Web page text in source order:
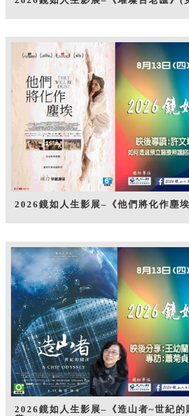
2026鏡如人生影展–《他們將化作塵
2026鏡如人生影展–《造山者~世紀